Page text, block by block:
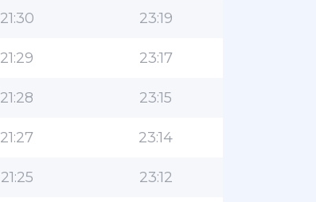
21:30 23:19
21:29 23:17
21:28 23:15
21:27 23:14
21:25 23:12